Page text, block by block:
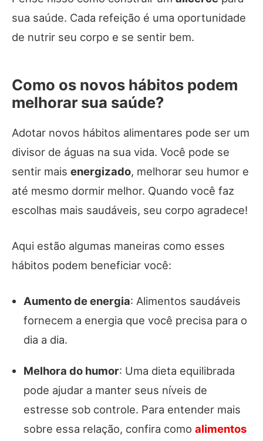
sua saúde. Cada refeição é uma oportunidade
de nutrir seu corpo e se sentir bem.
Como os novos hábitos podem
melhorar sua saúde?
Adotar novos hábitos alimentares pode ser um
divisor de águas na sua vida. Você pode se
sentir mais energizado, melhorar seu humor e
até mesmo dormir melhor. Quando você faz
escolhas mais saudáveis, seu corpo agradece!
Aqui estão algumas maneiras como esses
hábitos podem beneficiar você:
Aumento de energia: Alimentos saudáveis
fornecem a energia que você precisa para o
dia a dia.
Melhora do humor: Uma dieta equilibrada
pode ajudar a manter seus níveis de
estresse sob controle. Para entender mais
sobre essa relação, confira como alimentos